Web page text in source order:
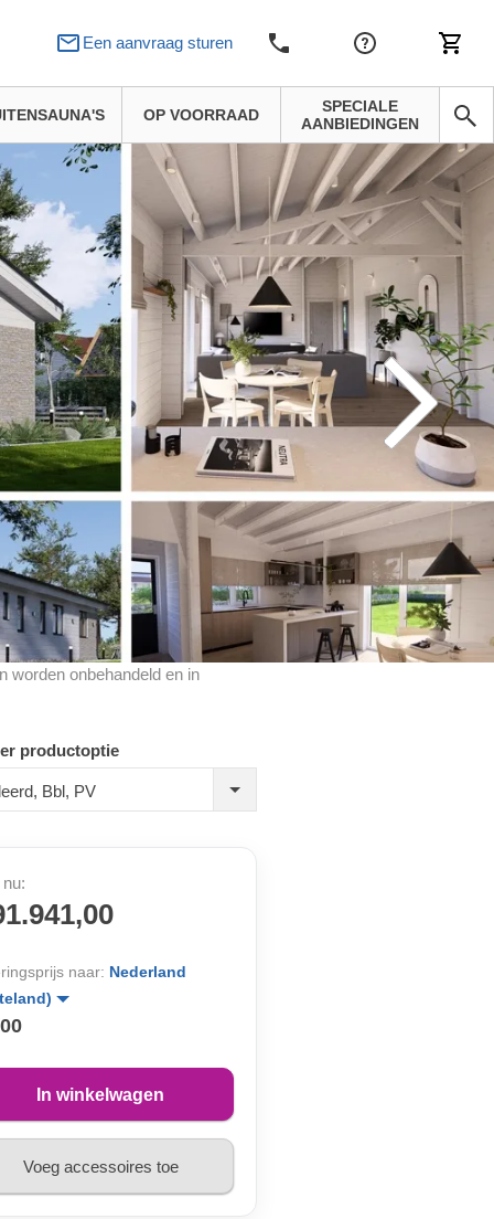
Een aanvraag sturen
OP VOORRAAD
SPECIALE
AANBIEDINGEN
worden onbehandeld en in
productoptie
Bbl, PV
naar: Nederland
In winkelwagen
Voeg accessoires toe